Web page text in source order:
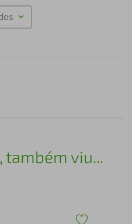
também viu...